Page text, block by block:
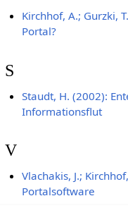
Kirchhof, A.; Gurzki,
Portal?
S
Staudt, H. (2002):
Informationsflut
V
Vlachakis, J.;
Portalsoftware